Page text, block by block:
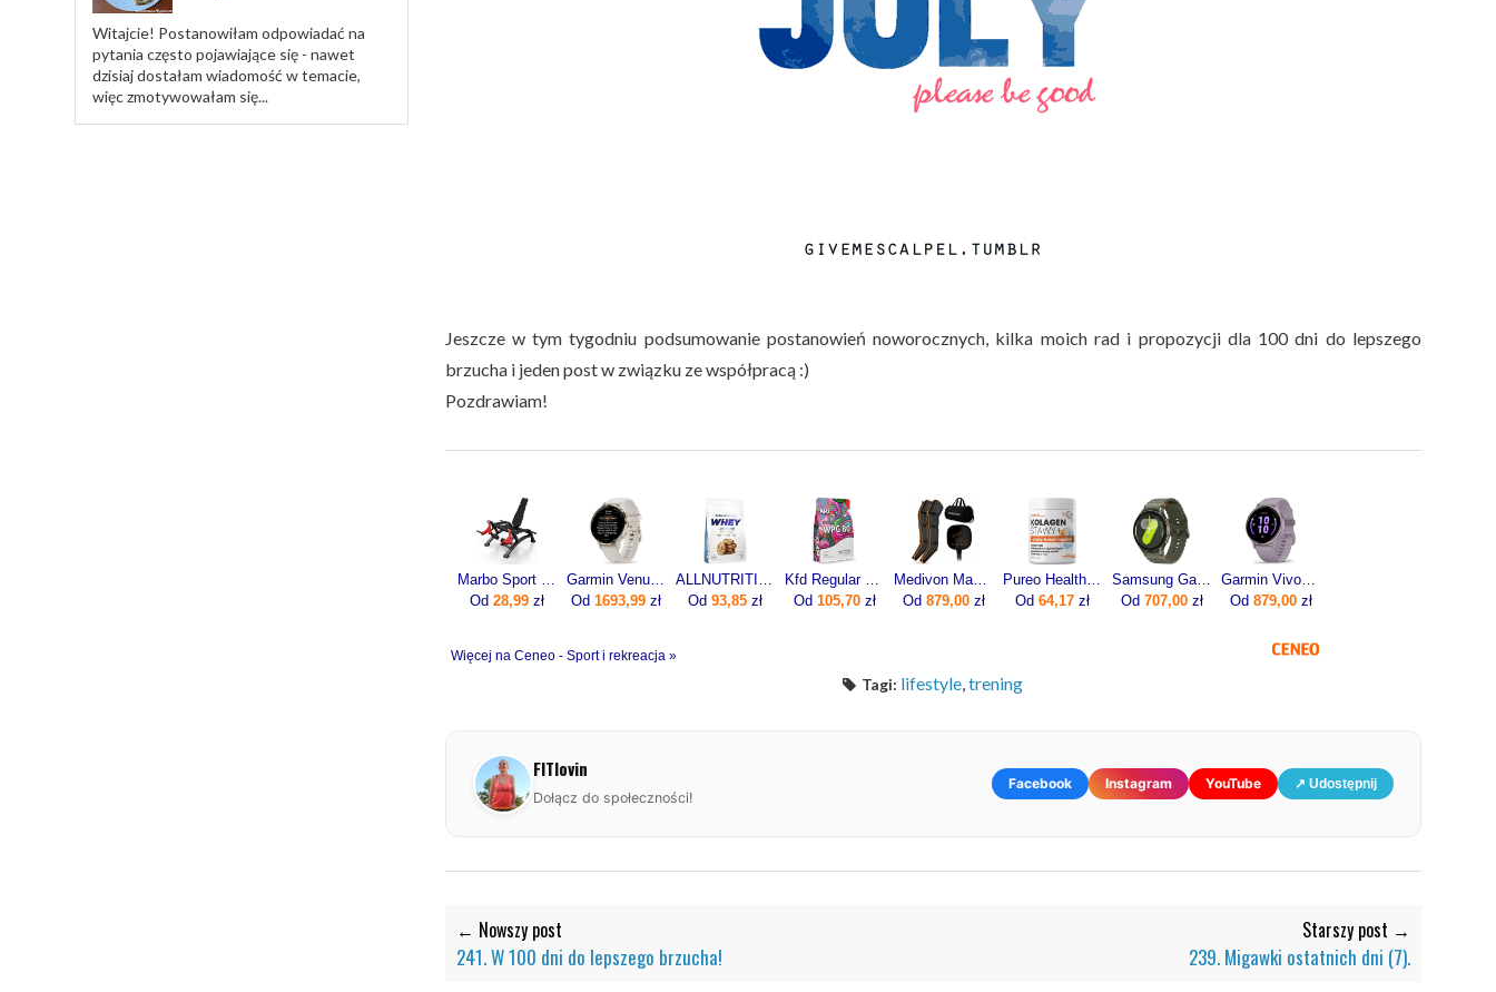
Jeszcze w tym tygodniu podsumowanie postanowień noworocznych, kilka moich rad i propozycji dla 100 dni do lepszego
brzucha i jeden post w związku ze współpracą :)
Pozdrawiam!
Marbo Sport Maszyna Na Mięsień Czworogłowy Uda Mf U011 Czarny Antracyt Metalic
Od 28,99 zł
Garmin Venu 3s Beżowy (0100278502)
Od 1693,99 zł
ALLNUTRITION Whey Protein Premium 700g
Od 93,85 zł
Kfd Regular Wpc 80 750g
Od 105,70zł
Medivon Masażer limfatyczny do nóg Portia
Od 879,00zł
Pureo Health Kolagen Stawy + Stawy Kości Mięśnie Smak Neutralny 30 Porcji
Od 64,17 zł
Samsung Galaxy Watch7 SM-L310 44mm Khaki
Od 707,00zł
Garmin Vivoactive 5 Bezel Orchid 010-02862-13
Od 879,00zł
Więcej na Ceneo - Sport i rekreacja »
Tagi: lifestyle,trening
FITlovin
Dołącz do społeczności!
Facebook Instagram YouTube ↗ Udostępnij
← Nowszy post
241. W 100 dni do lepszego brzucha!
Starszy post →
239. Migawki ostatnich dni (7).
Witajcie! Postanowiłam odpowiadać na
pytania często pojawiające się - nawet
dzisiaj dostałam wiadomość w temacie,
więc zmotywowałam się...